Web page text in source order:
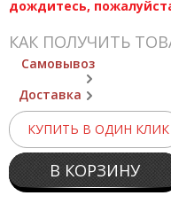
дождитесь,
КАК ПОЛУЧИТЬ
Самовывоз
Доставка
КУПИТЬ В ОДИН КЛИК
В КОРЗИНУ